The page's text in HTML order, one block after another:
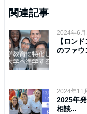
関連記事
2024年6月
【ロン
のファウ
2024年11
2025年
相談...